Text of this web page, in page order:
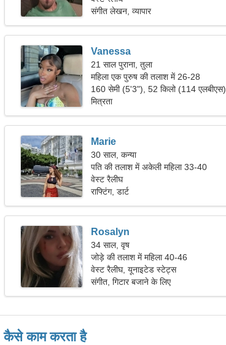
संगीत लेखन, व्यापार
Vanessa
21 साल पुराना, तुला
महिला एक पुरुष की तलाश में 26-28
160 सेमी (5'3"), 52 किलो (114 एलबीएस)
मित्रता
Marie
30 साल, कन्या
पति की तलाश में अकेली महिला 33-40
वेस्ट रैलीघ
राफ्टिंग, डार्ट
Rosalyn
34 साल, वृष
जोड़े की तलाश में महिला 40-46
वेस्ट रैलीघ, यूनाइटेड स्टेट्स
संगीत, गिटार बजाने के लिए
काम करता है